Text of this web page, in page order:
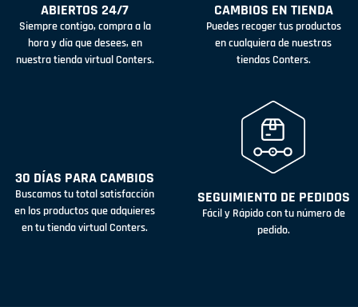
ABIERTOS 24/7
Siempre contigo, compra a la
hora y día que desees, en
nuestra tienda virtual Conters.
CAMBIOS EN TIENDA
Puedes recoger tus productos
en cualquiera de nuestras
tiendas Conters.
30 DÍAS PARA CAMBIOS
Buscamos tu total satisfacción
en los productos que adquieres
en tu tienda virtual Conters.
SEGUIMIENTO DE PEDIDOS
Fácil y Rápido con tu número de
pedido.